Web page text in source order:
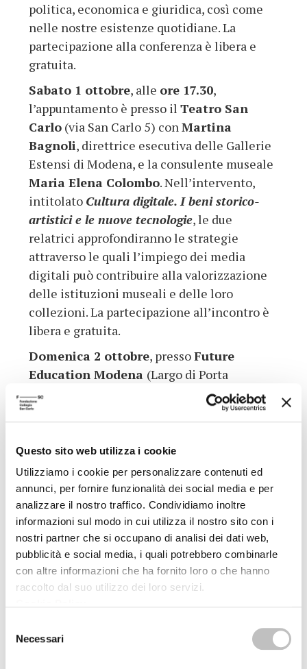
Questo sito web utilizza i cookie
Utilizziamo i cookie per personalizzare contenuti ed
annunci, per fornire funzionalità dei social media e per
analizzare il nostro traffico. Condividiamo inoltre
informazioni sul modo in cui utilizza il nostro sito con i
nostri partner che si occupano di analisi dei dati web,
pubblicità e social media, i quali potrebbero combinarle
con altre informazioni che ha fornito loro o che hanno
raccolto dal suo utilizzo dei loro servizi.
delNecessari
politica, economica e giuridica, così come
nelle nostre esistenze quotidiane. La
partecipazione alla conferenza è libera e
gratuita.
Sabato 1 ottobre, alle ore 17.30,
l’appuntamento è presso il Teatro San
Carlo (via San Carlo 5) conMartina
Bagnoli, direttrice esecutiva delle Gallerie
Estensi di Modena, e la consulente museale
Maria Elena Colombo. Nell’intervento,
intitolato Cultura digitale. I beni storico-
artistici e le nuove tecnologie, le due
relatrici approfondiranno le strategie
attraverso le quali l’impiego dei media
digitali può contribuire alla valorizzazione
delle istituzioni museali e delle loro
collezioni. La partecipazione all’incontro è
libera e gratuita.
Domenica 2 ottobre, pressoFuture
Education Modena (Largo di Porta
Sant’Agostino 228), sono previsti due
laboratori di filosofia con i bambini condotti
L’eredità di Prometeo: luci e ombre delle
innovazioni tecnologiche, dedicato ai
bambini dai 9 agli 11 anni; e alleore17.15il
laboratorioIl libro delle grandi invenzioni
(vecchie e nuove)per bambini dai 6 agli 8
anni. Lapartecipazioneai laboratori è
gratuita, ma èobbligatoria la
prenotazioneda effettuare ai seguenti
innovazioni tecnologiche